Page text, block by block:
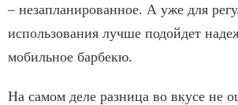
– незапланированное. А уже для
использования лучше подойдет
мобильное барбекю.
На самом деле разница во вкусе не